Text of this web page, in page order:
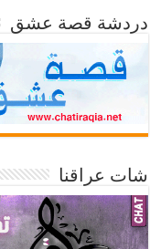
دردشة قصة عشق
شات عراقنا